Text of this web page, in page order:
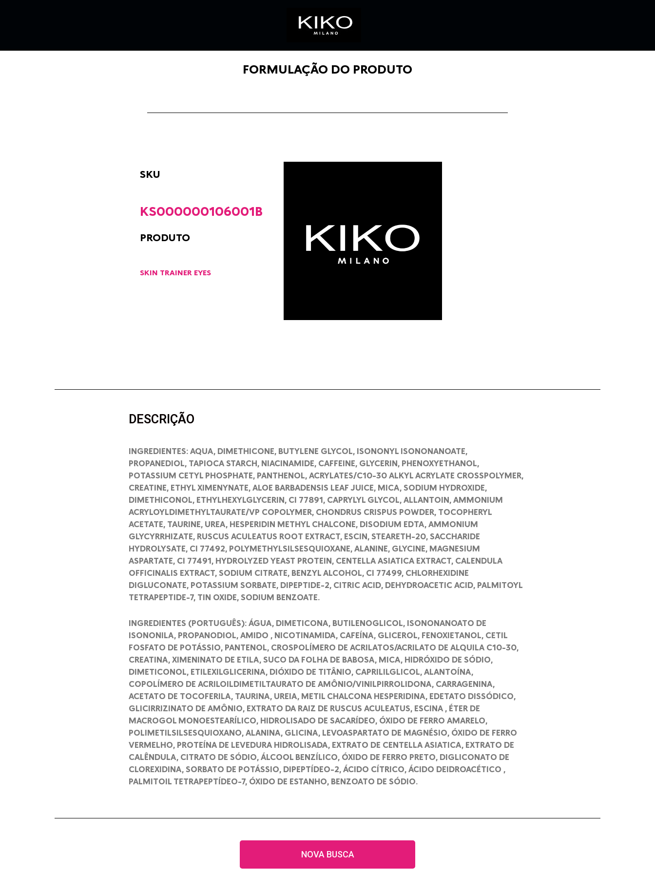
FORMULAÇÃO DO PRODUTO
SKU
KS000000106001B
PRODUTO
SKIN TRAINER EYES
DESCRIÇÃO
INGREDIENTES: AQUA, DIMETHICONE, BUTYLENE GLYCOL, ISONONYL ISONONANOATE,
PROPANEDIOL, TAPIOCA STARCH, NIACINAMIDE, CAFFEINE, GLYCERIN, PHENOXYETHANOL,
POTASSIUM CETYL PHOSPHATE, PANTHENOL, ACRYLATES/C10-30 ALKYL ACRYLATE CROSSPOLYMER,
CREATINE, ETHYL XIMENYNATE, ALOE BARBADENSIS LEAF JUICE, MICA, SODIUM HYDROXIDE,
DIMETHICONOL, ETHYLHEXYLGLYCERIN, CI 77891, CAPRYLYL GLYCOL, ALLANTOIN, AMMONIUM
ACRYLOYLDIMETHYLTAURATE/VP COPOLYMER, CHONDRUS CRISPUS POWDER, TOCOPHERYL
ACETATE, TAURINE, UREA, HESPERIDIN METHYL CHALCONE, DISODIUM EDTA, AMMONIUM
GLYCYRRHIZATE, RUSCUS ACULEATUS ROOT EXTRACT, ESCIN, STEARETH-20, SACCHARIDE
HYDROLYSATE, CI 77492, POLYMETHYLSILSESQUIOXANE, ALANINE, GLYCINE, MAGNESIUM
ASPARTATE, CI 77491, HYDROLYZED YEAST PROTEIN, CENTELLA ASIATICA EXTRACT, CALENDULA
OFFICINALIS EXTRACT, SODIUM CITRATE, BENZYL ALCOHOL, CI 77499, CHLORHEXIDINE
DIGLUCONATE, POTASSIUM SORBATE, DIPEPTIDE-2, CITRIC ACID, DEHYDROACETIC ACID, PALMITOYL
TETRAPEPTIDE-7, TIN OXIDE, SODIUM BENZOATE.
INGREDIENTES (PORTUGUÊS): ÁGUA, DIMETICONA, BUTILENOGLICOL, ISONONANOATO DE
ISONONILA, PROPANODIOL, AMIDO , NICOTINAMIDA, CAFEÍNA, GLICEROL, FENOXIETANOL, CETIL
FOSFATO DE POTÁSSIO, PANTENOL, CROSPOLÍMERO DE ACRILATOS/ACRILATO DE ALQUILA C10-30,
CREATINA, XIMENINATO DE ETILA, SUCO DA FOLHA DE BABOSA, MICA, HIDRÓXIDO DE SÓDIO,
DIMETICONOL, ETILEXILGLICERINA, DIÓXIDO DE TITÂNIO, CAPRILILGLICOL, ALANTOÍNA,
COPOLÍMERO DE ACRILOILDIMETILTAURATO DE AMÔNIO/VINILPIRROLIDONA, CARRAGENINA,
ACETATO DE TOCOFERILA, TAURINA, UREIA, METIL CHALCONA HESPERIDINA, EDETATO DISSÓDICO,
GLICIRRIZINATO DE AMÔNIO, EXTRATO DA RAIZ DE RUSCUS ACULEATUS, ESCINA , ÉTER DE
MACROGOL MONOESTEARÍLICO, HIDROLISADO DE SACARÍDEO, ÓXIDO DE FERRO AMARELO,
POLIMETILSILSESQUIOXANO, ALANINA, GLICINA, LEVOASPARTATO DE MAGNÉSIO, ÓXIDO DE FERRO
VERMELHO, PROTEÍNA DE LEVEDURA HIDROLISADA, EXTRATO DE CENTELLA ASIATICA, EXTRATO DE
CALÊNDULA, CITRATO DE SÓDIO, ÁLCOOL BENZÍLICO, ÓXIDO DE FERRO PRETO, DIGLICONATO DE
CLOREXIDINA, SORBATO DE POTÁSSIO, DIPEPTÍDEO-2, ÁCIDO CÍTRICO, ÁCIDO DEIDROACÉTICO ,
PALMITOIL TETRAPEPTÍDEO-7, ÓXIDO DE ESTANHO, BENZOATO DE SÓDIO.
NOVA BUSCA